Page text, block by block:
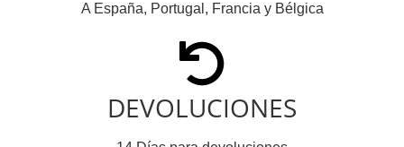
A España, Portugal, Francia y Bélgica
DEVOLUCIONES